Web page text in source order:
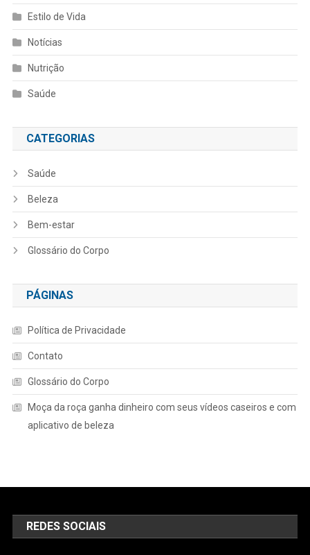
Estilo de Vida
Notícias
Nutrição
Saúde
CATEGORIAS
Saúde
Beleza
Bem-estar
Glossário do Corpo
PÁGINAS
Política de Privacidade
Contato
Glossário do Corpo
Moça da roça ganha dinheiro com seus vídeos caseiros e com
aplicativo de beleza
REDES SOCIAIS